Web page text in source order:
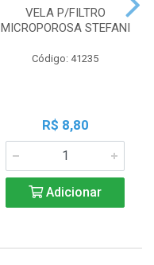
VELA P/FILTRO
MICROPOROSA STEFANI
Código: 41235
R$ 8,80
Adicionar